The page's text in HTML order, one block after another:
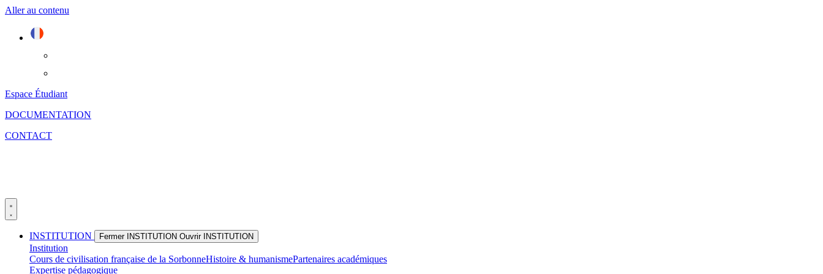
Aller au contenu
Espace Étudiant
DOCUMENTATION
CONTACT
INSTITUTION Fermer INSTITUTION Ouvrir INSTITUTION
Institution
Cours de civilisation française de la SorbonneHistoire & humanismePartenaires académiques
Expertise pédagogique